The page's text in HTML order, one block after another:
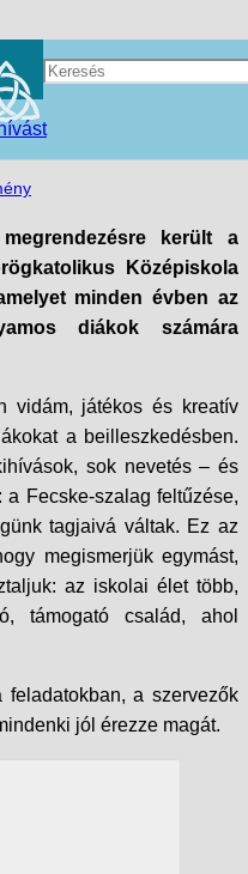
– Élmény,
került a
Középiskola
minden évben az
diákok számára
vidám, játékos és kreatív
a beilleszkedésben.
sok nevetés – és
Fecske-szalag feltűzése,
tagjaivá váltak. Ez az
megismerjük egymást,
az iskolai élet több,
támogató család, ahol
a szervezők
jól érezze magát.